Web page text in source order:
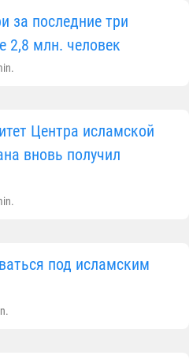
за последние три
2,8 млн. человек
Центра исламской
вновь получил
под исламским